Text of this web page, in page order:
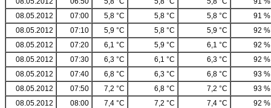
08.05.2012
07:00 5,8 °C 5,8 °C 5,8 °C
91 %
08.05.2012
07:10 5,9 °C 5,8 °C 5,9 °C
92 %
08.05.2012
07:20 6,1 °C 5,9 °C 6,1 °C
92 %
08.05.2012
07:30 6,3 °C 6,1 °C 6,3 °C
92 %
08.05.2012
07:40 6,8 °C 6,3 °C 6,8 °C
93 %
08.05.2012
07:50 7,2 °C 6,8 °C 7,2 °C
93 %
08.05.2012
08:00 7,4 °C 7,2 °C 7,4 °C
92 %